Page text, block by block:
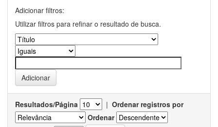
Adicionar filtros:
Utilizar filtros para refinar o resultado de busca.
Resultados/Página | Ordenar registros por
Ordenar